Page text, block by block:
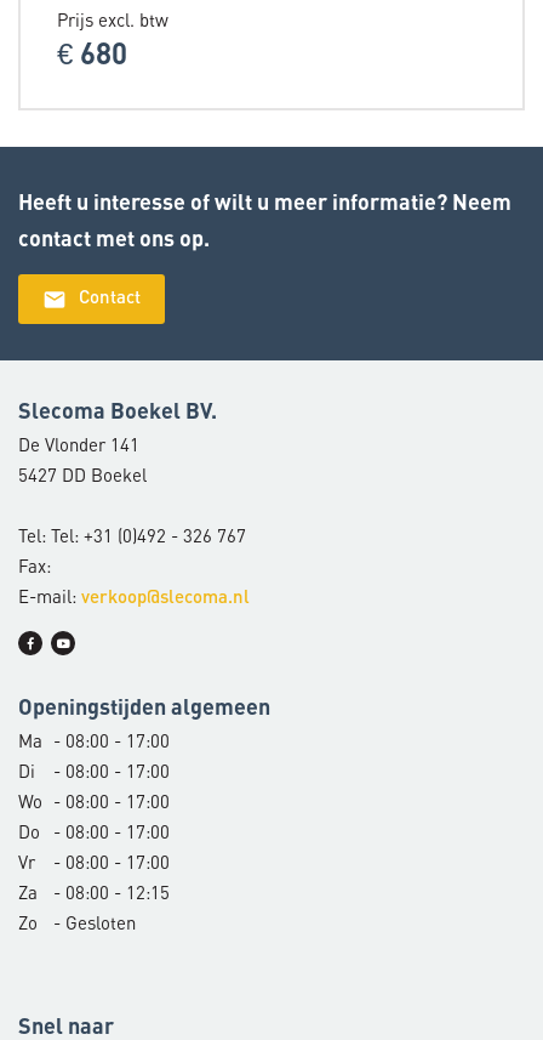
Prijs excl. btw
€ 680
Heeft u interesse of wilt u meer informatie? Neem
contact met ons op.
email Contact
Slecoma Boekel BV.
De Vlonder 141
5427 DD Boekel
Tel: Tel: +31 (0)492 - 326 767
Fax:
E-mail: verkoop@slecoma.nl
Openingstijden algemeen
Ma
- 08:00 - 17:00
Di
- 08:00 - 17:00
Wo
- 08:00 - 17:00
Do
- 08:00 - 17:00
Vr
- 08:00 - 17:00
Za
- 08:00 - 12:15
Zo
- Gesloten
Snel naar